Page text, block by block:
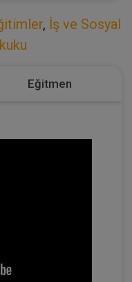
, İş ve Sosyal
Eğitmen